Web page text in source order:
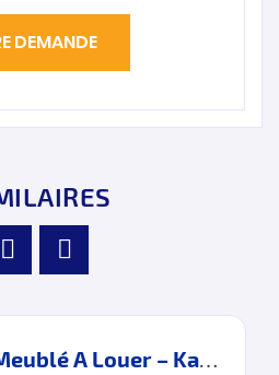
Appartement Meublé A Louer – Kawacim – Tanger